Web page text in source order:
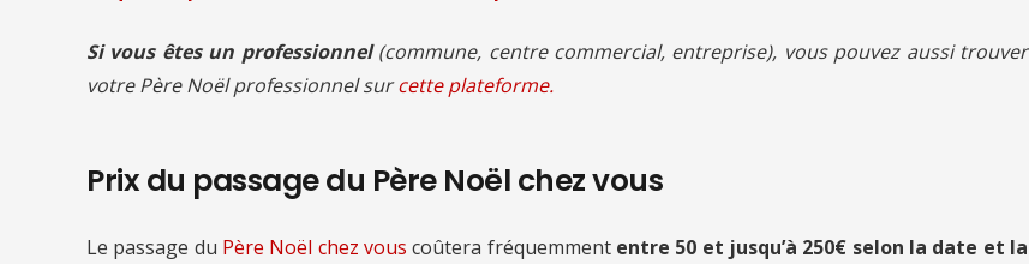
Si vous êtes un professionnel(commune, centre commercial, entreprise), vous pouvez aussi trouver
votre Père Noël professionnel surcette plateforme.
Prix du passage du Père Noël chez vous
Le passage du Père Noël chez vous coûtera fréquemment entre 50 et jusqu’à 250€ selon la date et la